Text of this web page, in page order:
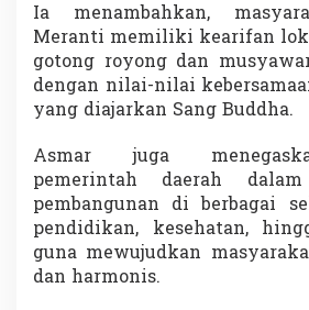
Ia menambahkan,
Meranti memiliki kearifan
gotong royong dan
dengan nilai-nilai
yang diajarkan Sang Buddha.
Asmar juga
pemerintah daerah
pembangunan di berbagai
pendidikan, kesehatan,
guna mewujudkan
dan harmonis.